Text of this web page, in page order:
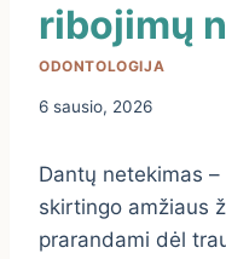
ribojimų
ODONTOLOGIJA
6 sausio, 2026
Dantų netekimas
skirtingo amžiaus
prarandami dėl